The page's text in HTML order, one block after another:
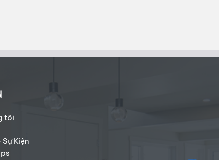
tôi
Kiện